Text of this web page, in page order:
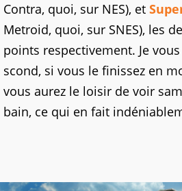
Contra, quoi, sur NES), et
Metroid, quoi, sur SNES), les
points respectivement. Je
scond, si vous le finissez en
vous aurez le loisir de voir
bain, ce qui en fait